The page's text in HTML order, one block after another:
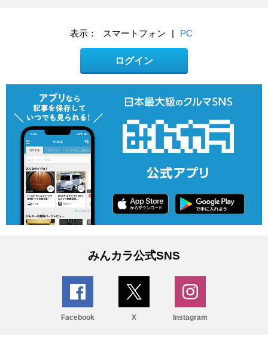
表示： スマートフォン | PC
ログイン
みんカラ公式SNS
Facebook X Instagram